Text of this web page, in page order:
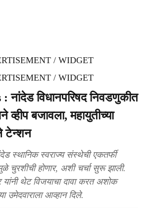
/ WIDGET
/ WIDGET
नांदेड विधानपरिषद निवडणुकीत
बजावला, महायुतीच्या
टेन्शन
स्थानिक स्वराज्य संस्थेची एकतर्फी
चुरशीची होणार, अशी चर्चा सुरू झाली.
यांनी थेट विजयाचा दावा करत अशोक
उमेदवाराला आव्हान दिले.